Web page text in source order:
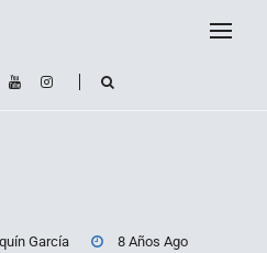
García 8 Años Ago